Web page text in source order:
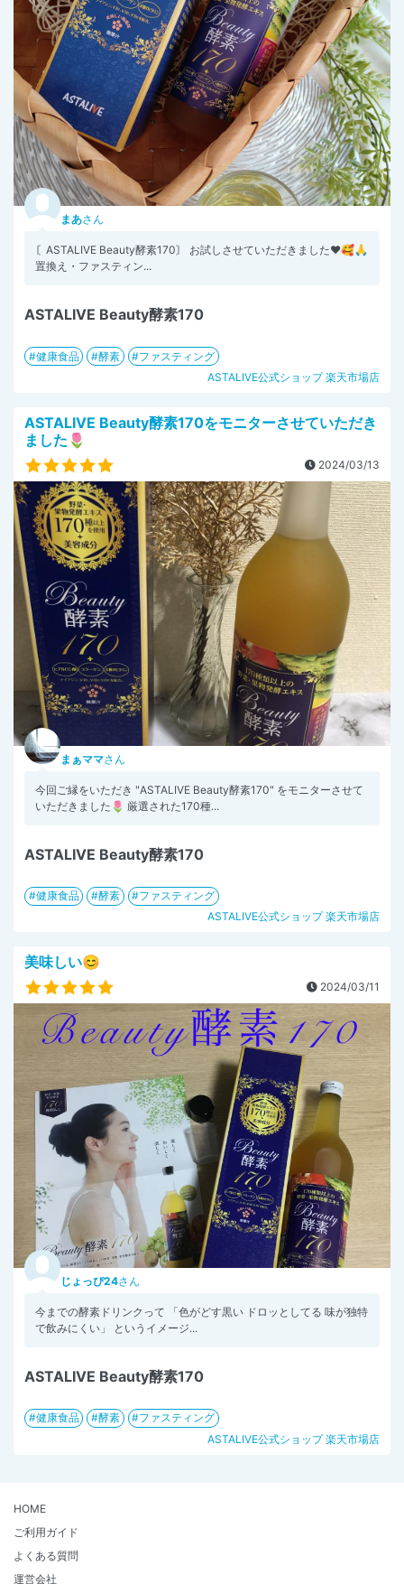
まあさん
〘ASTALIVE Beauty酵素170〙 お試しさせていただきました♥️🥰🙏
置換え・ファスティン...
ASTALIVE Beauty酵素170
健康食品 酵素
ファスティング
ASTALIVE公式ショップ 楽天市場店
ASTALIVE Beauty酵素170をモニターさせていただき
ました🌷
2024/03/13
まぁママさん
今回ご縁をいただき "ASTALIVE Beauty酵素170" をモニターさせて
いただきました🌷 厳選された170種...
ASTALIVE Beauty酵素170
健康食品 酵素
ファスティング
ASTALIVE公式ショップ 楽天市場店
美味しい😊
2024/03/11
じょっぴ24さん
今までの酵素ドリンクって 「色がどす黒い ドロッとしてる 味が独特
で飲みにくい」 というイメージ...
ASTALIVE Beauty酵素170
健康食品 酵素
ファスティング
ASTALIVE公式ショップ 楽天市場店
HOME
ご利用ガイド
よくある質問
運営会社